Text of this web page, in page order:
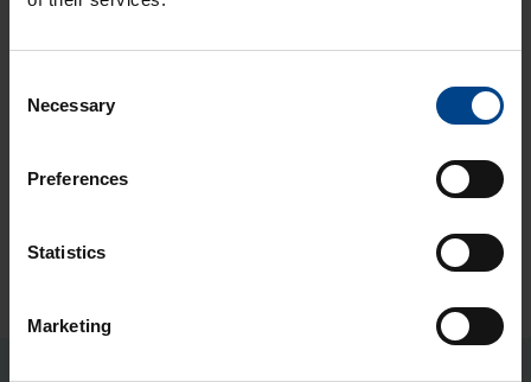
Selection
Necessary
Preferences
Statistics
Marketing